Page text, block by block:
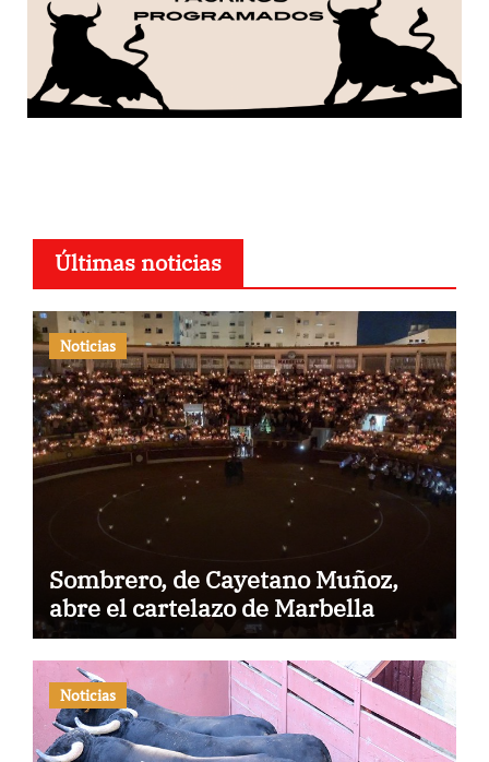
Últimas noticias
Noticias
Sombrero, de Cayetano Muñoz,
abre el cartelazo de Marbella
Noticias